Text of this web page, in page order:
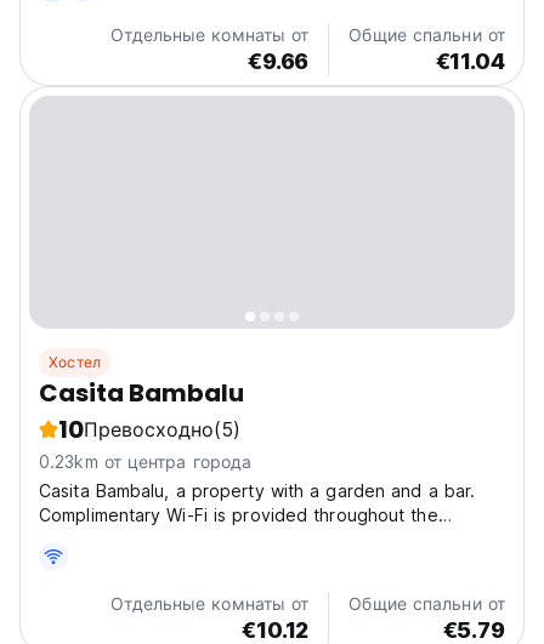
Отдельные комнаты от
€9.66
Общие спальни от
€11.04
Хостел
Casita Bambalu
10Превосходно(5)
0.23km от центра города
Casita Bambalu, a property with a garden and a bar.
Complimentary Wi-Fi is provided throughout the
Located in Santa Marta, 500 metres from Taganga
Beach, 500 metres from Playa de Taganga, as well as
Отдельные комнаты от
€10.12
Общие спальни от
€5.79